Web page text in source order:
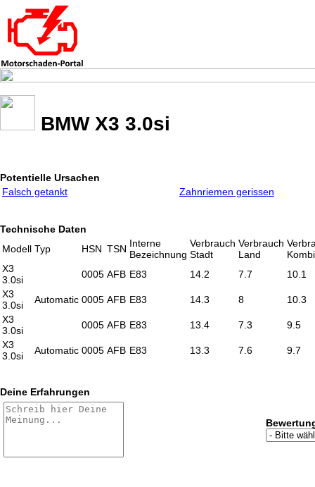
BMW X3 3.0si
Potentielle Ursachen
Falsch getankt
Zahnriemen gerissen
Technische Daten
Modell Typ HSN TSN Interne
Bezeichnung
Verbrauch
Stadt
Verbrauch
Land
Kombi
X3
3.0si
0005 AFB E83 14.2 7.7
10.1
X3
3.0si
Automatic 0005 AFB E83 14.3 8
10.3
X3
3.0si
0005 AFB E83 13.4 7.3
9.5
X3
3.0si
Automatic 0005 AFB E83 13.3 7.6 9.7
Deine Erfahrungen